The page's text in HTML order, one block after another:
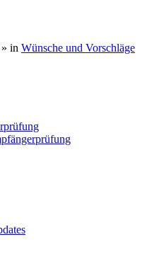
» in Wünsche und Vorschläge